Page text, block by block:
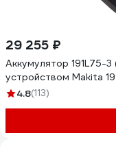
29 255 ₽
Аккумулятор 191L75-
устройством Makita
4.8(113)